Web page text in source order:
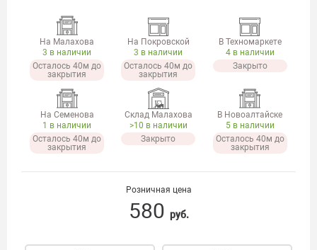
На Малахова
3 в наличии
Осталось 40м до
закрытия
На Покровской
3 в наличии
Осталось 40м до
закрытия
В Техномаркете
4 в наличии
Закрыто
На Семенова
1 в наличии
Осталось 40м до
закрытия
Склад Малахова
>10 в наличии
Закрыто
В Новоалтайске
5 в наличии
Осталось 40м до
закрытия
Розничная цена
580 руб.